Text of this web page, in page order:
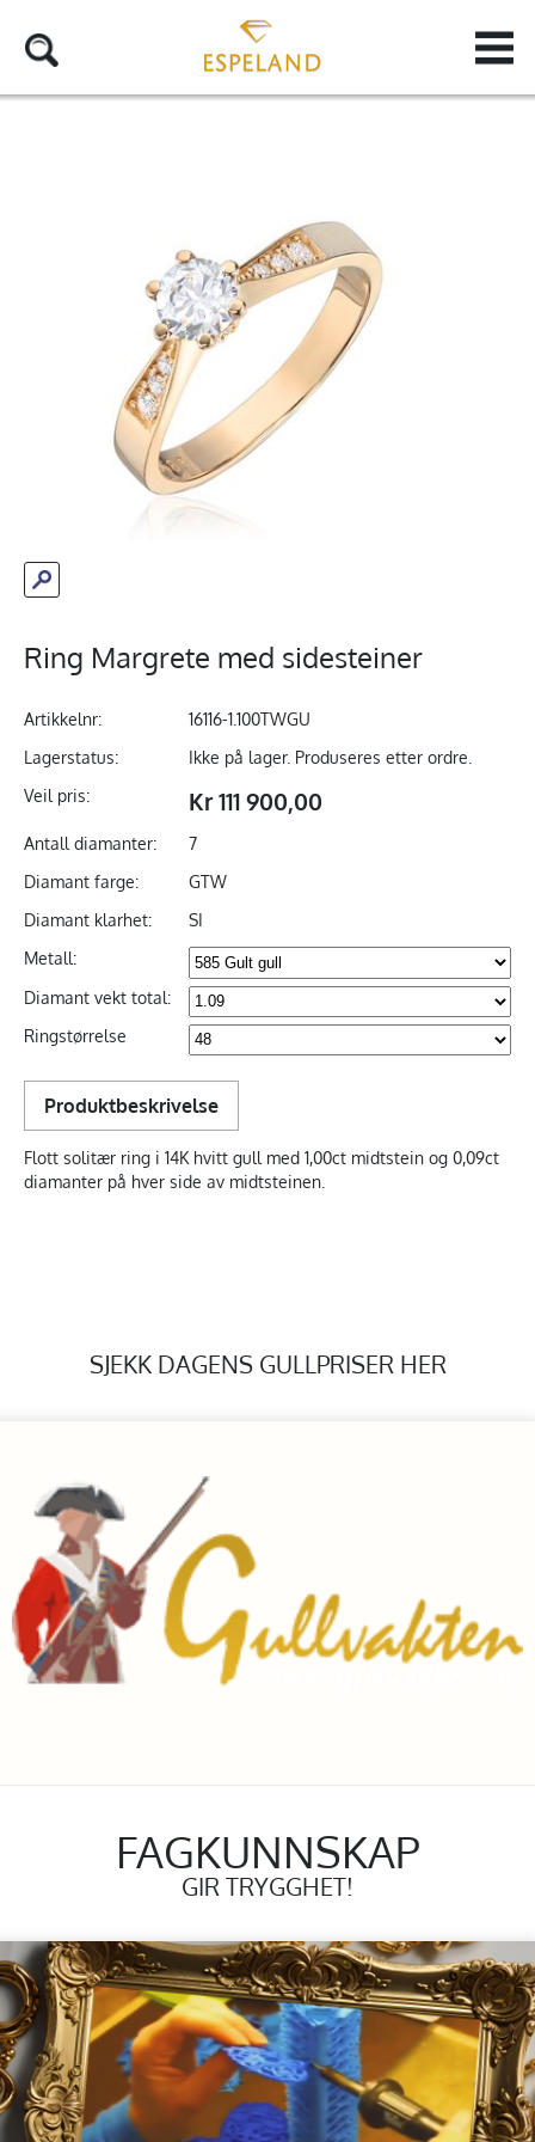
Ring Margrete med sidesteiner
Artikkelnr:
16116-1.100TWGU
Lagerstatus:
Ikke på lager. Produseres etter ordre.
Veil pris:
Kr 111 900,00
Antall diamanter:
7
Diamant farge:
GTW
Diamant klarhet:
SI
Metall:
Diamant vekt total:
Ringstørrelse
Produktbeskrivelse
Flott solitær ring i 14K hvitt gull med 1,00ct midtstein og 0,09ct
diamanter på hver side av midtsteinen.
SJEKK DAGENS GULLPRISER HER
FAGKUNNSKAP
GIR TRYGGHET!